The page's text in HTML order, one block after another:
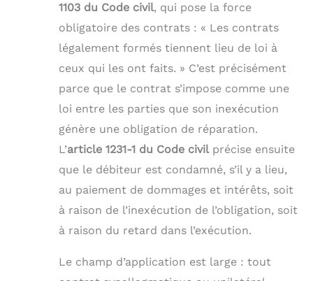
1103 du Code civil, qui pose la force
obligatoire des contrats : « Les contrats
légalement formés tiennent lieu de loi à
ceux qui les ont faits. » C’est précisément
parce que le contrat s’impose comme une
loi entre les parties que son inexécution
génère une obligation de réparation.
L’article 1231-1 du Code civilprécise ensuite
que le débiteur est condamné, s’il y a lieu,
au paiement de dommages et intérêts, soit
à raison de l’inexécution de l’obligation, soit
à raison du retard dans l’exécution.
Le champ d’application est large : tout